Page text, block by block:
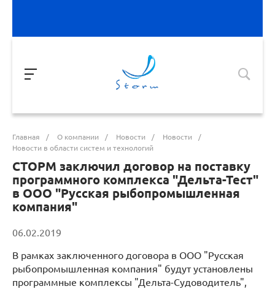
Главная / О компании / Новости / Новости
/
Новости в области систем и технологий
СТОРМ заключил договор на поставку
программного комплекса "Дельта-Тест"
в ООО "Русская рыбопромышленная
компания"
06.02.2019
В рамках заключенного договора в ООО "Русская
рыбопромышленная компания" будут установлены
программные комплексы "Дельта-Судоводитель",